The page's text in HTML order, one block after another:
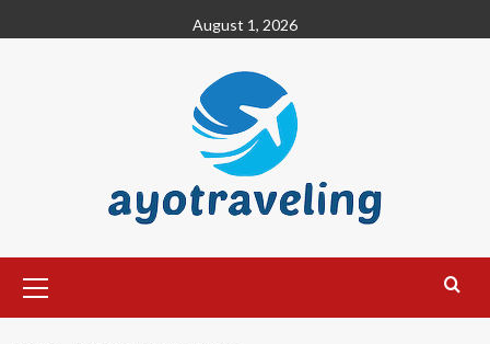
to
August 1, 2026
Menu